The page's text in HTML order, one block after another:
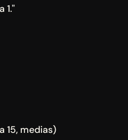
1."
15, medias)